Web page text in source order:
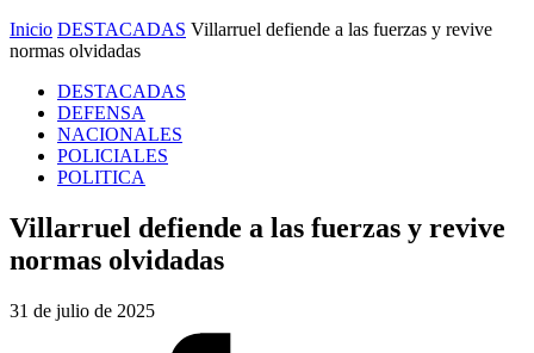
Inicio DESTACADAS Villarruel defiende a las fuerzas y revive
normas olvidadas
DESTACADAS
DEFENSA
NACIONALES
POLICIALES
POLITICA
Villarruel defiende a las fuerzas y revive
normas olvidadas
31 de julio de 2025